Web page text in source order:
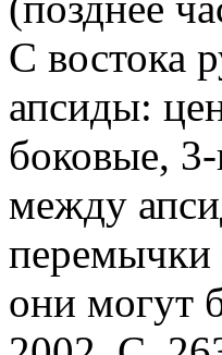
С востока
апсиды:
боковые,
между
они могут